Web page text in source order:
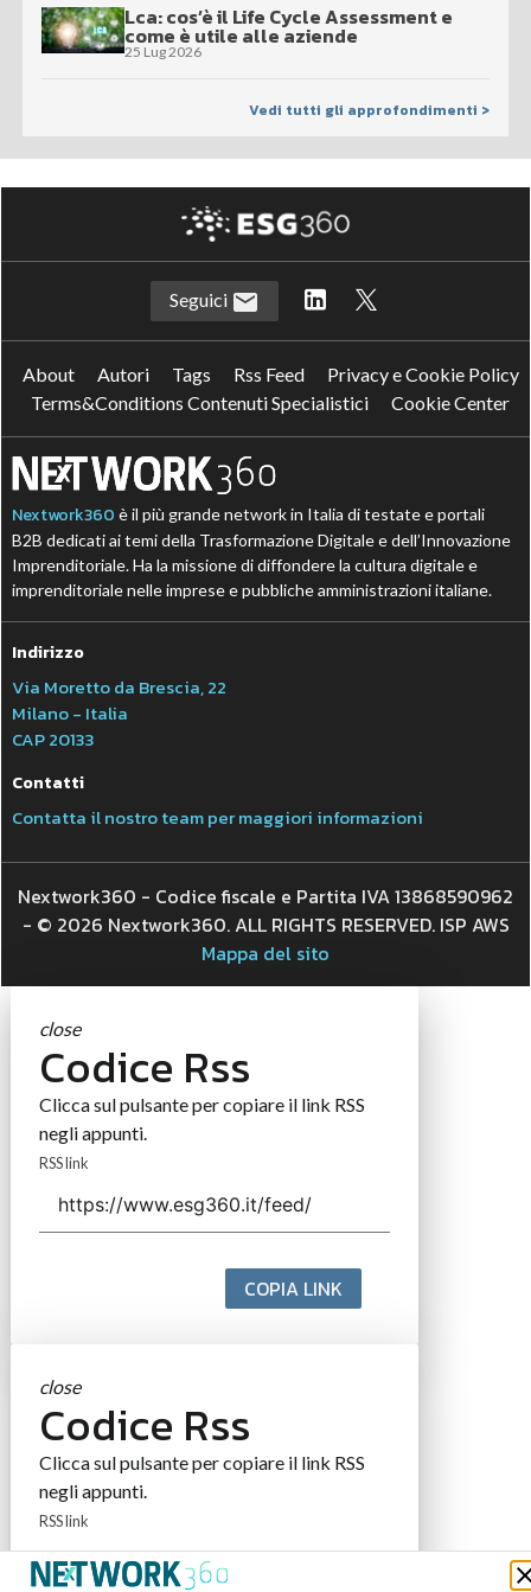
Lca: cos’è il Life Cycle Assessment e
come è utile alle aziende
25 Lug 2026
Vedi tutti gli approfondimenti >
Seguici
About Autori Tags Rss Feed
Privacy e Cookie Policy
Terms&Conditions Contenuti Specialistici
Cookie Center
Nextwork360 è il più grande network in Italia di testate e portali
B2B dedicati ai temi della Trasformazione Digitale e dell’Innovazione
Imprenditoriale. Ha la missione di diffondere la cultura digitale e
imprenditoriale nelle imprese e pubbliche amministrazioni italiane.
Indirizzo
Via Moretto da Brescia, 22
Milano - Italia
CAP 20133
Contatti
Contatta il nostro team per maggiori informazioni
Nextwork360 - Codice fiscale e Partita IVA 13868590962
- © 2026 Nextwork360. ALL RIGHTS RESERVED. ISP AWS
Mappa del sito
close
Codice Rss
Clicca sul pulsante per copiare il link RSS
negli appunti.
RSS link
COPIA LINK
close
Codice Rss
Clicca sul pulsante per copiare il link RSS
negli appunti.
RSS link